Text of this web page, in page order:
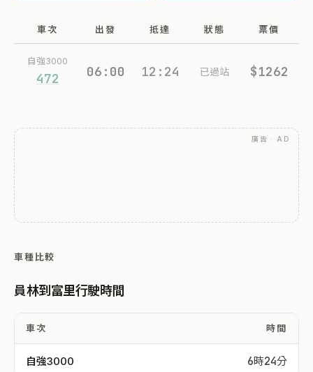
車次 出發 抵達 狀態 票價
自強3000
472 06:00 12:24 已過站 $1262
廣告 · AD
車種比較
員林到富里行駛時間
車次 時間
自強3000 6時24分